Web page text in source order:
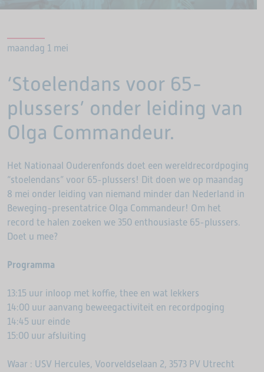
maandag 1 mei
‘Stoelendans voor 65-
plussers’ onder leiding van
Olga Commandeur.
Het Nationaal Ouderenfonds doet een wereldrecordpoging
“stoelendans” voor 65-plussers! Dit doen we op maandag
8 mei onder leiding van niemand minder dan Nederland in
Beweging-presentatrice Olga Commandeur! Om het
record te halen zoeken we 350 enthousiaste 65-plussers.
Doet u mee?
Programma
13:15 uur inloop met koffie, thee en wat lekkers
14:00 uur aanvang beweegactiviteit en recordpoging
14:45 uur einde
15:00 uur afsluiting
Waar : USV Hercules, Voorveldselaan 2, 3573 PV Utrecht